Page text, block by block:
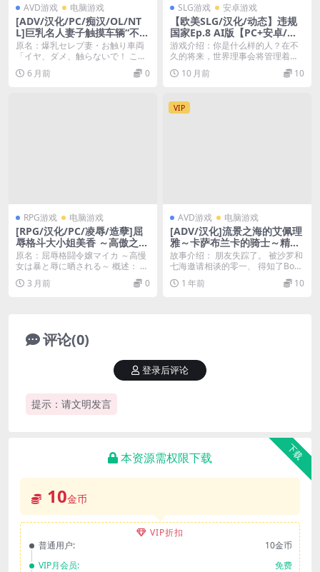
AVD游戏 电脑游戏
[ADV/汉化/PC/痴汉/OL/NT
L]巨乳名人妻子触摸车辆“不，
不，别碰……我！
原名：爆乳セレブ妻・お触り車両
「イヤ、ダメ、触らないで！ これ
以上されたら……...
6 月前 0
SLG游戏 安卓游戏
【欧美SLG/汉化/动态】违规
国家Ep.8 AI版【PC+安卓/更
新】Violation Nation [Ep.8]
游戏介绍：你是什么样的人？在不
久的将来，世界理事会将管理着地
球，由地球上最富有的...
10 月前 10
RPG游戏 电脑游戏
[RPG/汉化/PC/凌辱/造孽]屈
辱格斗大小姐美香 ～高傲之女
遭受暴力与凌辱～
原名：屈辱格闘令嬢マイカ ～高慢
女は暴と辱に晒される～ 概述： 主
人公麦卡是一位...
3 月前 0
VIP
AVD游戏 电脑游戏
[ADV/汉化]流景之海的艾佩理
雅～卡萨布兰卡的骑士～精翻
汉化版+全CG存档[新汉化]
（景の海のアペイリアFD ～
カサブランカの騎士～）
故事介绍： 朋友失踪了。 被沙罗和
七海邀请相谈的零一、 得知了Boun
daryⅡ...
1 年前 10
评论(0)
提示：请文明发言
登录后评论
下载
本资源需权限下载
10金币
VIP折扣
普通用户:
10金币
VIP月会员:
免费